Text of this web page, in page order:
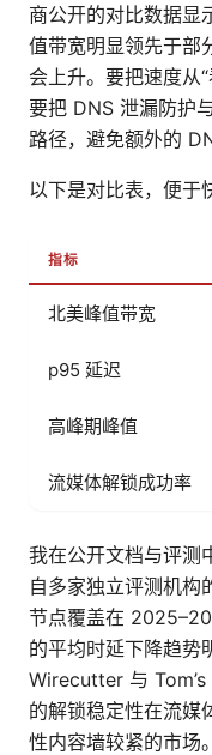
商公开的对比数据显
值带宽明显领先于部
会上升。要把速度从
要把 DNS 泄漏防护
路径，避免额外的
以下是对比表，便于
指标
北美峰值带宽
p95 延迟
高峰期峰值
流媒体解锁成功率
我在公开文档与评测
自多家独立评测机构
节点覆盖在
的平均时延下降趋势
Wirecutter 与
的解锁稳定性在流媒
性内容墙较紧的市